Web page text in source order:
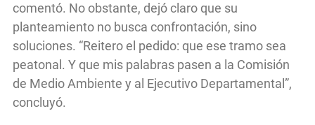
comentó. No obstante, dejó claro que su
planteamiento no busca confrontación, sino
soluciones. “Reitero el pedido: que ese tramo sea
peatonal. Y que mis palabras pasen a la Comisión
de Medio Ambiente y al Ejecutivo Departamental”,
concluyó.